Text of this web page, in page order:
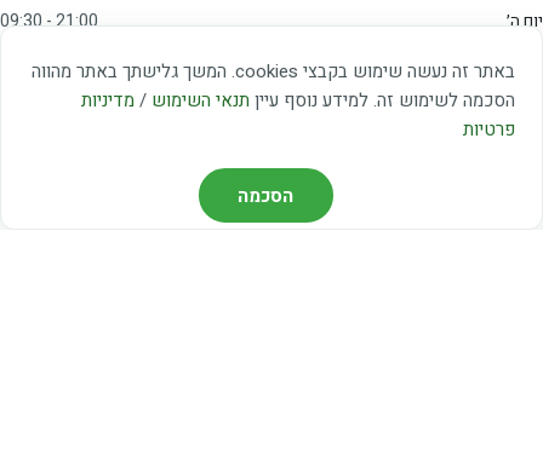
באתר זה נעשה שימוש בקבצי cookies. המשך גלישתך באתר מהווה
הסכמה לשימוש זה. למידע נוסף עיין תנאי השימוש / מדיניות
פרטיות
הסכמה
יום ה׳
09:30 - 21:00
09:00 - 15:00
שבת
20:00 - 23:00